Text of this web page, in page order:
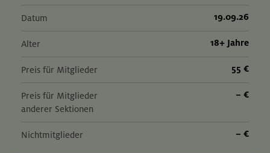
Datum 19.09.26
Alter 18+ Jahre
Preis für Mitglieder 55 €
Preis für Mitglieder
anderer Sektionen
– €
Nichtmitglieder – €